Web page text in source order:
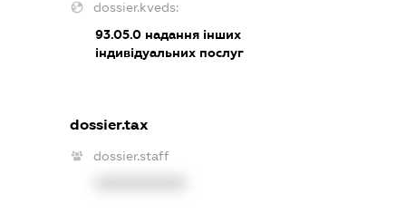
dossier.kveds:
93.05.0надання інших
індивідуальних послуг
dossier.tax
dossier.staff